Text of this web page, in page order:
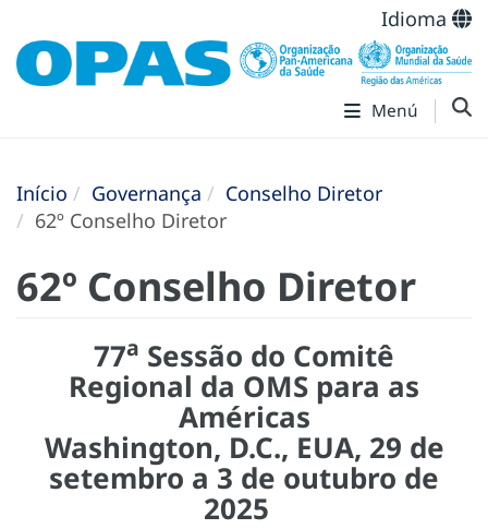
Idioma
Menú
Início Governança
Conselho Diretor
62º Conselho Diretor
62º Conselho Diretor
77a Sessão do Comitê
Regional da OMS para as
Américas
Washington, D.C., EUA, 29 de
setembro a 3 de outubro de
2025